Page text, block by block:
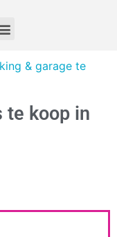
& garage te
te koop in